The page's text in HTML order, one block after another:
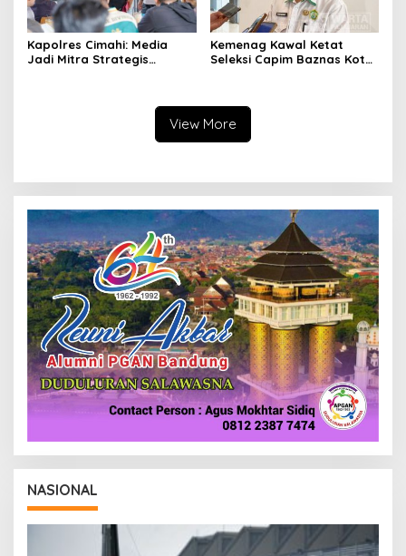
Kapolres Cimahi: Media
Jadi Mitra Strategis
Kemenag Kawal Ketat
Seleksi Capim Baznas Kota
Berintegritas
View More
NASIONAL